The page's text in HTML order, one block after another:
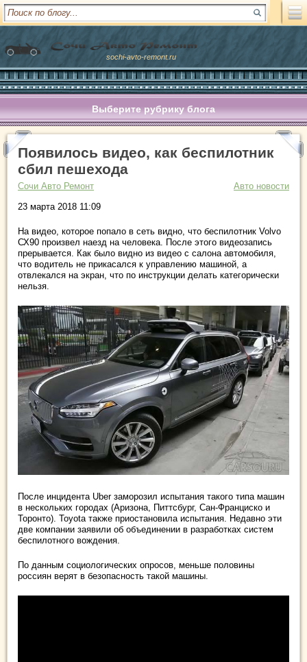
sochi-avto-remont.ru
Выберите рубрику блога
Появилось видео, как беспилотник
сбил пешехода
Сочи Авто Ремонт
Авто новости
23 марта 2018 11:09
На видео, которое попало в сеть видно, что беспилотник Volvo
СХ90 произвел наезд на человека. После этого видеозапись
прерывается. Как было видно из видео с салона автомобиля,
что водитель не прикасался к управлению машиной, а
отвлекался на экран, что по инструкции делать категорически
нельзя.
После инцидента Uber заморозил испытания такого типа машин
в нескольких городах (Аризона, Питтсбург, Сан-Франциско и
Торонто). Toyota также приостановила испытания. Недавно эти
две компании заявили об объединении в разработках систем
беспилотного вождения.
По данным социологических опросов, меньше половины
россиян верят в безопасность такой машины.